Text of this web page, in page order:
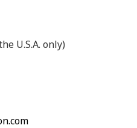
U.S.A. only)